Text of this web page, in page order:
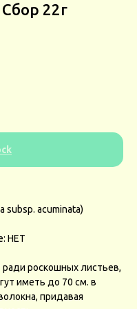
22г
subsp. acuminata)
НЕТ
роскошных листьев,
иметь до 70 см. в
придавая